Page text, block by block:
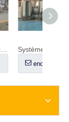
Système de brassage 10HL à 3 cuves